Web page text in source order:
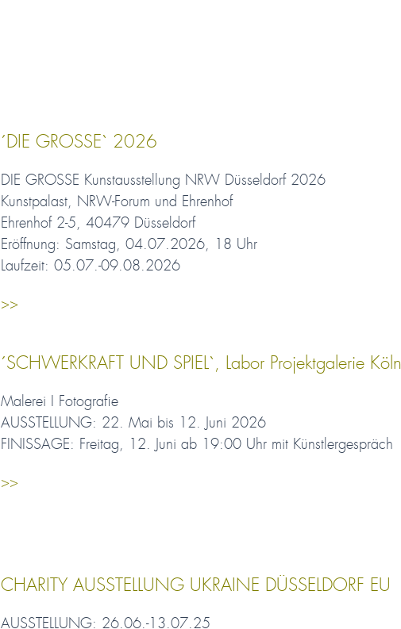
´DIE GROSSE` 2026
DIE GROSSE Kunstausstellung NRW Düsseldorf 2026
Kunstpalast, NRW-Forum und Ehrenhof
Ehrenhof 2-5, 40479 Düsseldorf
Eröffnung: Samstag, 04.07.2026, 18 Uhr
Laufzeit: 05.07.-09.08.2026
>>
´SCHWERKRAFT UND SPIEL`, Labor Projektgalerie
Malerei I Fotografie
AUSSTELLUNG: 22. Mai bis 12. Juni 2026
FINISSAGE: Freitag, 12. Juni ab 19:00 Uhr mit Künstlergespräch
>>
CHARITY AUSSTELLUNG UKRAINE DÜSSELDORF EU
AUSSTELLUNG: 26.06.-13.07.25